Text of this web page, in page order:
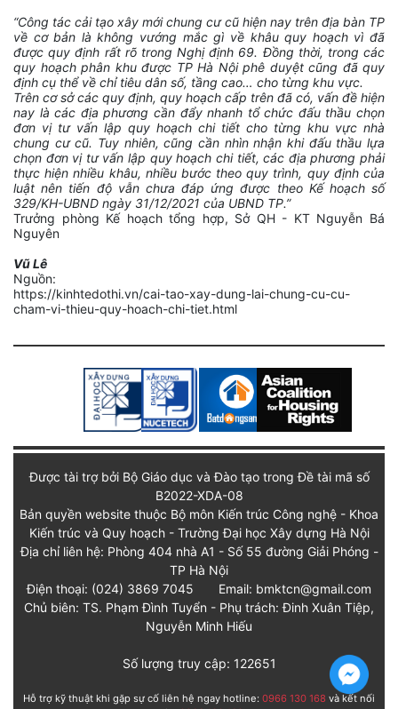
“Công tác cải tạo xây mới chung cư cũ hiện nay trên địa bàn TP
về cơ bản là không vướng mắc gì về khâu quy hoạch vì đã
được quy định rất rõ trong Nghị định 69. Đồng thời, trong các
quy hoạch phân khu được TP Hà Nội phê duyệt cũng đã quy
định cụ thể về chỉ tiêu dân số, tầng cao… cho từng khu vực.
Trên cơ sở các quy định, quy hoạch cấp trên đã có, vấn đề hiện
nay là các địa phương cần đẩy nhanh tổ chức đấu thầu chọn
đơn vị tư vấn lập quy hoạch chi tiết cho từng khu vực nhà
chung cư cũ. Tuy nhiên, cũng cần nhìn nhận khi đấu thầu lựa
chọn đơn vị tư vấn lập quy hoạch chi tiết, các địa phương phải
thực hiện nhiều khâu, nhiều bước theo quy trình, quy định của
luật nên tiến độ vẫn chưa đáp ứng được theo Kế hoạch số
329/KH-UBND ngày 31/12/2021 của UBND TP.”
Trưởng phòng Kế hoạch tổng hợp, Sở QH - KT Nguyễn Bá
Nguyên
Vũ Lê
Nguồn:
https://kinhtedothi.vn/cai-tao-xay-dung-lai-chung-cu-cu-
cham-vi-thieu-quy-hoach-chi-tiet.html
Được tài trợ bởi Bộ Giáo dục và Đào tạo trong Đề tài mã số
B2022-XDA-08
Bản quyền website thuộc Bộ môn Kiến trúc Công nghệ - Khoa
Kiến trúc và Quy hoạch - Trường Đại học Xây dựng Hà Nội
Địa chỉ liên hệ: Phòng 404 nhà A1 - Số 55 đường Giải Phóng -
TP Hà Nội
Điện thoại: (024) 3869 7045
Email: bmktcn@gmail.com
Chủ biên: TS. Phạm Đình Tuyển - Phụ trách: Đinh Xuân Tiệp,
Nguyễn Minh Hiếu
Số lượng truy cập: 122651
Hỗ trợ kỹ thuật khi gặp sự cố liên hệ ngay hotline: 0966 130 168 và kết nối